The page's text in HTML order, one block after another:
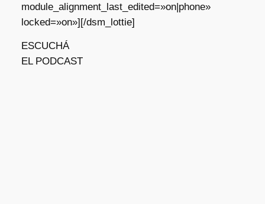
module_alignment_last_edited=»on|phone»
locked=»on»][/dsm_lottie]
ESCUCHÁ
EL PODCAST